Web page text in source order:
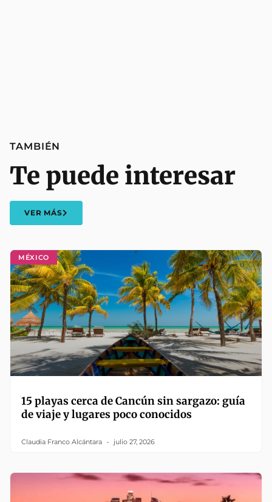
MÉXICO
15 playas cerca de Cancún sin sargazo: guía
de viaje y lugares poco conocidos
Claudia Franco Alcántara julio 27, 2026
TAMBIÉN
Te puede interesar
VER MÁS